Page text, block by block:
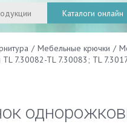
Каталоги онлайн
/ Мебельные крючки /
7.30082-TL 7.30083; TL